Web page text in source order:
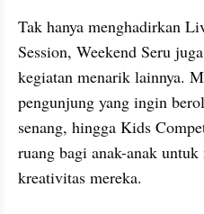
Tak hanya menghadirkan
Session, Weekend Seru
kegiatan menarik lainnya.
pengunjung yang ingin
senang, hingga Kids
ruang bagi anak-anak
kreativitas mereka.